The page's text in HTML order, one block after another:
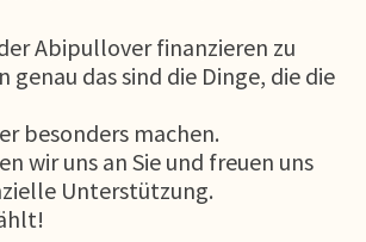
Abipullover finanzieren zu
genau das sind die Dinge, die die
besonders machen.
wir uns an Sie und freuen uns
Unterstützung.